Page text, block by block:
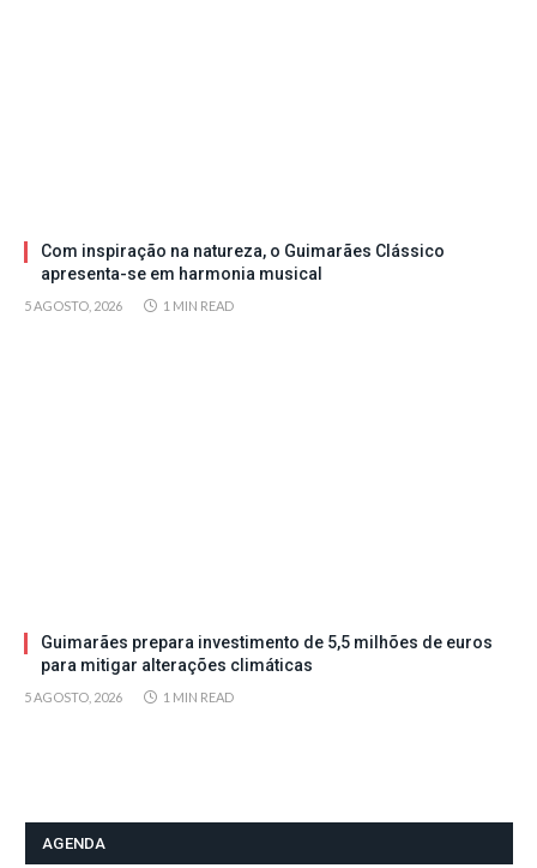
Com inspiração na natureza, o Guimarães Clássico
apresenta-se em harmonia musical
5 AGOSTO, 2026 1 MIN READ
Guimarães prepara investimento de 5,5 milhões de euros
para mitigar alterações climáticas
5 AGOSTO, 2026 1 MIN READ
AGENDA